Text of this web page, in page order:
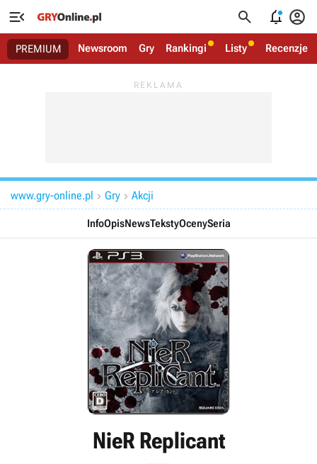
   
PREMIUM Newsroom Gry Rankingi Listy Recenzje
www.gry-online.pl  Gry  Akcji
InfoOpisNewsTekstyOcenySeria
NieR Replicant